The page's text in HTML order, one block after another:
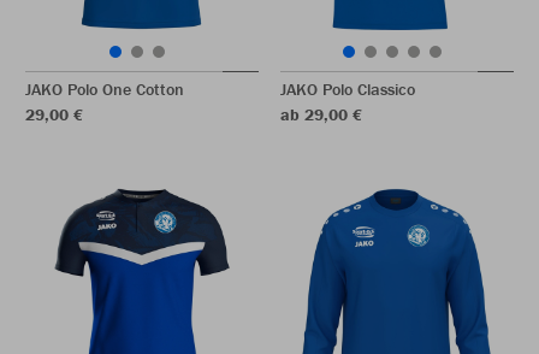
JAKO Polo One Cotton
29,00 €
JAKO Polo Classico
ab 29,00 €